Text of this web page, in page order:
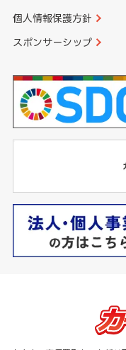
個人情報保護方針
スポンサーシップ